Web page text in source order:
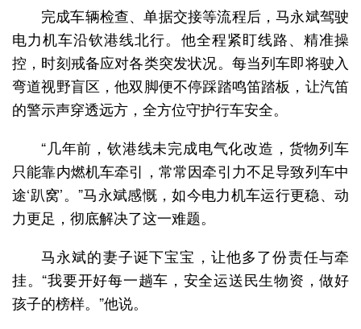
完成车辆检查、单据交接等流程后，马永斌驾驶
电力机车沿钦港线北行。他全程紧盯线路、精准操
控，时刻戒备应对各类突发状况。每当列车即将驶入
弯道视野盲区，他双脚便不停踩踏鸣笛踏板，让汽笛
的警示声穿透远方，全方位守护行车安全。
“几年前，钦港线未完成电气化改造，货物列车
只能靠内燃机车牵引，常常因牵引力不足导致列车中
途‘趴窝’。”马永斌感慨，如今电力机车运行更稳、动
力更足，彻底解决了这一难题。
马永斌的妻子诞下宝宝，让他多了份责任与牵
挂。“我要开好每一趟车，安全运送民生物资，做好
孩子的榜样。”他说。